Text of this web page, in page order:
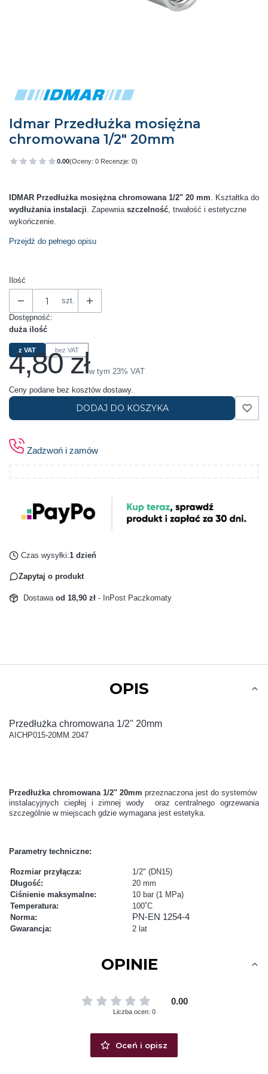
Idmar Przedłużka mosiężna
chromowana 1/2" 20mm
0.00(Oceny: 0 Recenzje: 0)
Przejdź do sekcji Opinie
IDMAR Przedłużka mosiężna chromowana 1/2" 20 mm. Kształtka do
wydłużania instalacji. Zapewnia szczelność, trwałość i estetyczne
wykończenie.
Przejdź do pełnego opisu
Ilość
szt.
Dostępność:
duża ilość
z VAT bez VAT
Cena
4,80 złw tym 23% VAT
w tym 23% VAT
Ceny podane bez kosztów dostawy.
DODAJ DO KOSZYKA
Zadzwoń i zamów
Czas wysyłki:1 dzień
Zapytaj o produkt
Dostawa od 18,90 zł - InPost Paczkomaty
OPIS
Przedłużka chromowana 1/2" 20mm
AICHP015-20MM.2047
Przedłużka chromowana 1/2" 20mm przeznaczona jest do systemów
instalacyjnych ciepłej i zimnej wody oraz centralnego ogrzewania
szczególnie w miejscach gdzie wymagana jest estetyka.
Parametry techniczne:
Rozmiar przyłącza:
1/2" (DN15)
Długość:
20 mm
Ciśnienie maksymalne:
10 bar (1 MPa)
Temperatura:
100˚C
Norma:
PN-EN 1254-4
Gwarancja: 2 lat
OPINIE
0.00
Liczba ocen: 0
Oceń i opisz